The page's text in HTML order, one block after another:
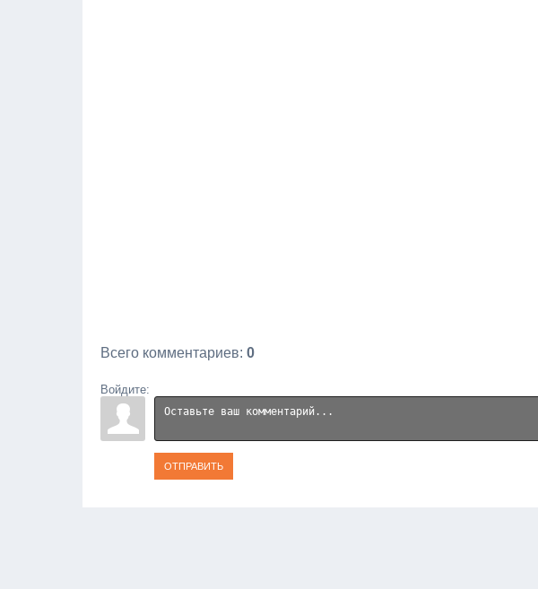
Всего комментариев: 0
Войдите:
ОТПРАВИТЬ